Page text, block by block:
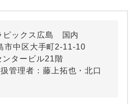
ピックス広島 国内
中区大手町2-11-10
ンタービル21階
管理者：藤上拓也・北口